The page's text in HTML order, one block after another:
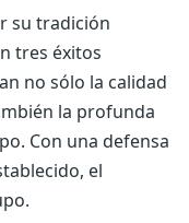
su tradición
tres éxitos
no sólo la calidad
la profunda
Con una defensa
el